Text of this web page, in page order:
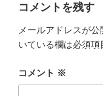
コメントを残す
メールアドレスが公
いている欄は必須項
コメント ※